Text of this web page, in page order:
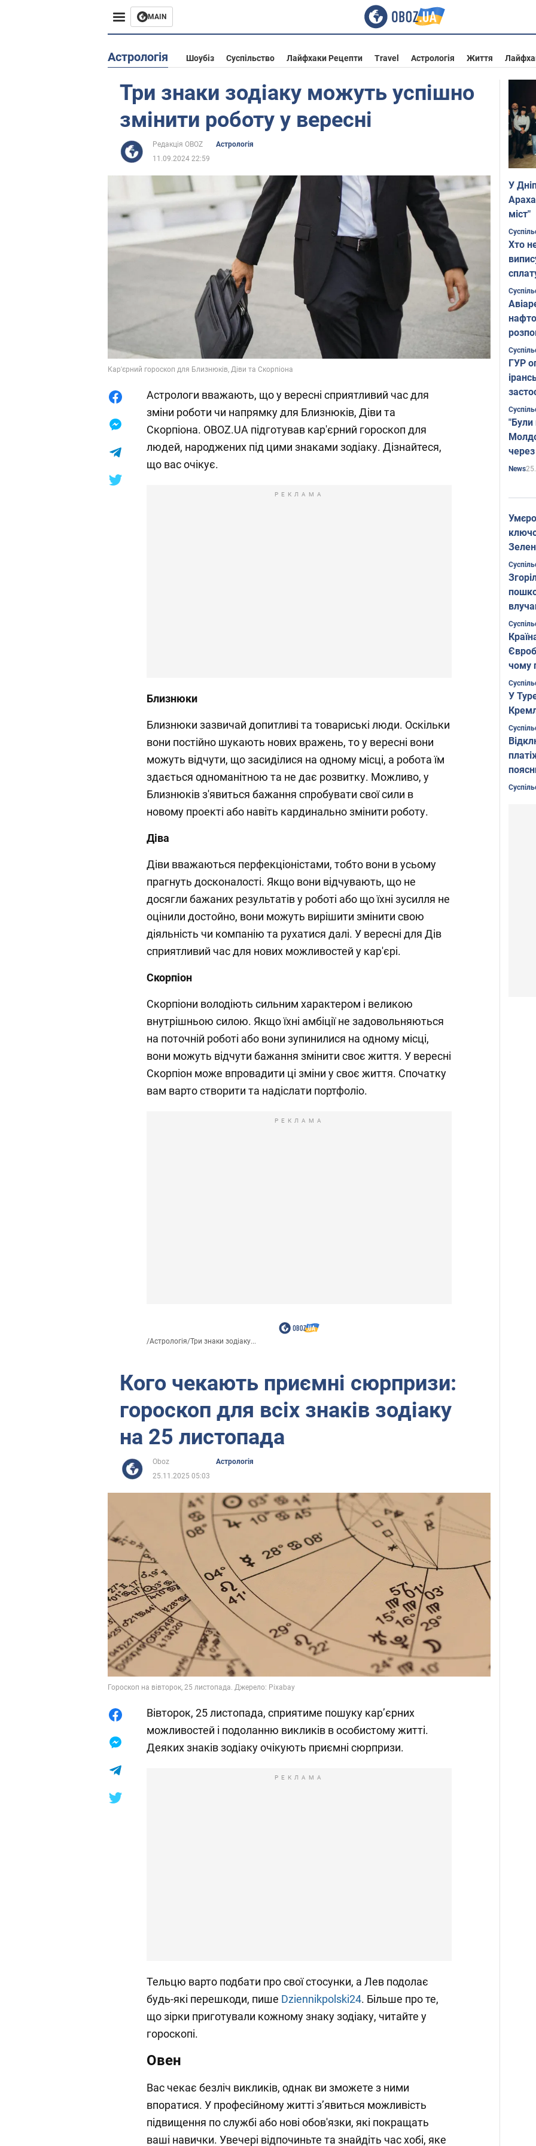
MAIN
Африка
Лайфхаки
Астрологія Шоубіз Суспільство Лайфхаки Рецепти Travel Астрологія Життя
Три знаки зодіаку можуть успішно
змінити роботу у вересні
Редакція OBOZ
Астрологія
11.09.2024 22:59
Кар'єрний гороскоп для Близнюків, Діви та Скорпіона
Астрологи вважають, що у вересні сприятливий час для
зміни роботи чи напрямку для Близнюків, Діви та
Скорпіона. OBOZ.UA підготував кар'єрний гороскоп для
людей, народжених під цими знаками зодіаку. Дізнайтеся,
що вас очікує.
РЕКЛАМА
Близнюки
Близнюки зазвичай допитливі та товариські люди. Оскільки
вони постійно шукають нових вражень, то у вересні вони
можуть відчути, що засиділися на одному місці, а робота їм
здається одноманітною та не дає розвитку. Можливо, у
Близнюків з'явиться бажання спробувати свої сили в
новому проекті або навіть кардинально змінити роботу.
Діва
Діви вважаються перфекціоністами, тобто вони в усьому
прагнуть досконалості. Якщо вони відчувають, що не
досягли бажаних результатів у роботі або що їхні зусилля не
оцінили достойно, вони можуть вирішити змінити свою
діяльність чи компанію та рухатися далі. У вересні для Дів
сприятливий час для нових можливостей у кар'єрі.
Скорпіон
Скорпіони володіють сильним характером і великою
внутрішньою силою. Якщо їхні амбіції не задовольняються
на поточній роботі або вони зупинилися на одному місці,
вони можуть відчути бажання змінити своє життя. У вересні
Скорпіон може впровадити ці зміни у своє життя. Спочатку
вам варто створити та надіслати портфоліо.
РЕКЛАМА
/Астрологія/Три знаки зодіаку...
Кого чекають приємні сюрпризи:
гороскоп для всіх знаків зодіаку
на 25 листопада
Oboz
Астрологія
25.11.2025 05:03
Гороскоп на вівторок, 25 листопада. Джерело: Pixabay
Вівторок, 25 листопада, сприятиме пошуку кар’єрних
можливостей і подоланню викликів в особистому житті.
Деяких знаків зодіаку очікують приємні сюрпризи.
РЕКЛАМА
Тельцю варто подбати про свої стосунки, а Лев подолає
будь-які перешкоди, пише Dziennikpolski24. Більше про те,
що зірки приготували кожному знаку зодіаку, читайте у
гороскопі.
Овен
Вас чекає безліч викликів, однак ви зможете з ними
впоратися. У професійному житті з’явиться можливість
підвищення по службі або нові обов'язки, які покращать
ваші навички. Увечері відпочиньте та знайдіть час хобі, яке
У
міст"
Хто
ГУР
"Були
News
Фото
чому
У